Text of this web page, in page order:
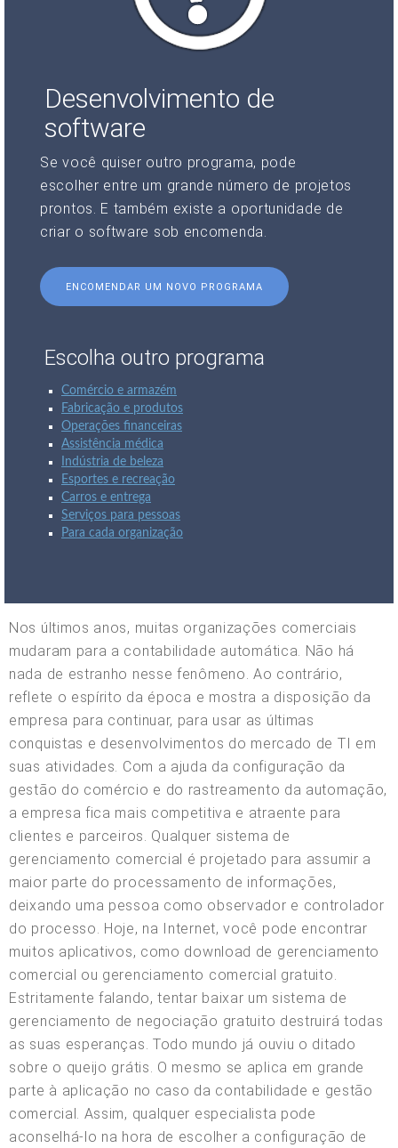
Desenvolvimento de
software
Se você quiser outro programa, pode
escolher entre um grande número de projetos
prontos. E também existe a oportunidade de
criar o software sob encomenda.
ENCOMENDAR UM NOVO PROGRAMA
Escolha outro programa
Comércio e armazém
Fabricação e produtos
Operações financeiras
Assistência médica
Indústria de beleza
Esportes e recreação
Carros e entrega
Serviços para pessoas
Para cada organização
Nos últimos anos, muitas organizações comerciais
mudaram para a contabilidade automática. Não há
nada de estranho nesse fenômeno. Ao contrário,
reflete o espírito da época e mostra a disposição da
empresa para continuar, para usar as últimas
conquistas e desenvolvimentos do mercado de TI em
suas atividades. Com a ajuda da configuração da
gestão do comércio e do rastreamento da automação,
a empresa fica mais competitiva e atraente para
clientes e parceiros. Qualquer sistema de
gerenciamento comercial é projetado para assumir a
maior parte do processamento de informações,
deixando uma pessoa como observador e controlador
do processo. Hoje, na Internet, você pode encontrar
muitos aplicativos, como download de gerenciamento
comercial ou gerenciamento comercial gratuito.
Estritamente falando, tentar baixar um sistema de
gerenciamento de negociação gratuito destruirá todas
as suas esperanças. Todo mundo já ouviu o ditado
sobre o queijo grátis. O mesmo se aplica em grande
parte à aplicação no caso da contabilidade e gestão
comercial. Assim, qualquer especialista pode
aconselhá-lo na hora de escolher a configuração de